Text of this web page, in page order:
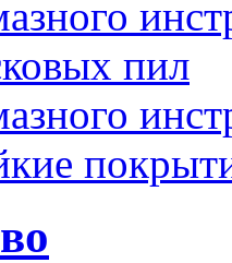
пил